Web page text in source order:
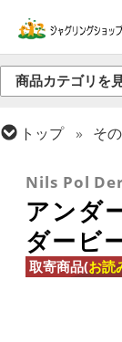
商品カテゴリを
トップ
そ
Nils Pol
アンダ
ダービ
取寄商品(お読